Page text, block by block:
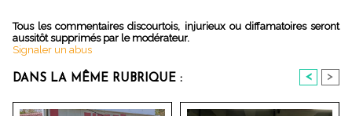
Tous les commentaires discourtois, injurieux ou diffamatoires seront
aussitôt supprimés par le modérateur.
Signaler un abus
DANS LA MÊME RUBRIQUE : < >